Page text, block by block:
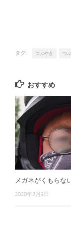
タグ: つぶやき つ
おすすめ
メガネがくもら
2020年2月3日